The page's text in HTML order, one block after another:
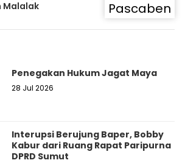
Malalak
Penegakan Hukum Jagat Maya
28 Jul 2026
Interupsi Berujung Baper, Bobby
Kabur dari Ruang Rapat Paripurna
DPRD Sumut